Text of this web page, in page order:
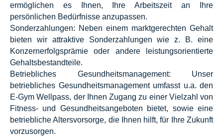
ermöglichen es Ihnen, Ihre Arbeitszeit an Ihre
persönlichen Bedürfnisse anzupassen.
Sonderzahlungen: Neben einem marktgerechten Gehalt
bieten wir attraktive Sonderzahlungen wie z. B. eine
Konzernerfolgsprämie oder andere leistungsorientierte
Gehaltsbestandteile.
Betriebliches Gesundheitsmanagement: Unser
betriebliches Gesundheitsmanagement umfasst u.a. den
E-Gym Wellpass, der Ihnen Zugang zu einer Vielzahl von
Fitness- und Gesundheitsangeboten bietet, sowie eine
betriebliche Altersvorsorge, die Ihnen hilft, für Ihre Zukunft
vorzusorgen.